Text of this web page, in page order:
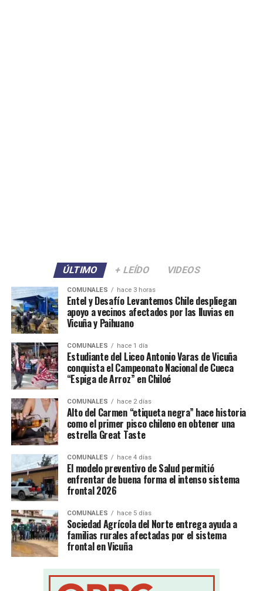
ÚLTIMO + LEÍDO VIDEOS
COMUNALES hace 3 horas
Entel y Desafío Levantemos Chile despliegan
apoyo a vecinos afectados por las lluvias en
Vicuña y Paihuano
COMUNALES hace 1 día
Estudiante del Liceo Antonio Varas de Vicuña
conquista el Campeonato Nacional de Cueca
“Espiga de Arroz” en Chiloé
COMUNALES hace 2 días
Alto del Carmen “etiqueta negra” hace historia
como el primer pisco chileno en obtener una
estrella Great Taste
COMUNALES hace 4 días
El modelo preventivo de Salud permitió
enfrentar de buena forma el intenso sistema
frontal 2026
COMUNALES hace 5 días
Sociedad Agrícola del Norte entrega ayuda a
familias rurales afectadas por el sistema
frontal en Vicuña